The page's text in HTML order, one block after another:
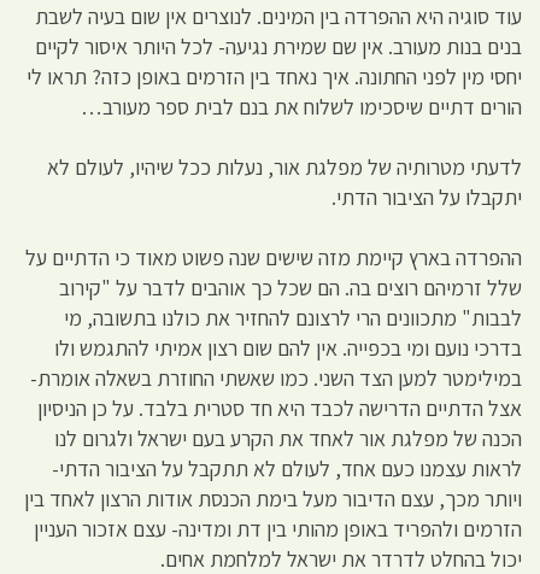
עוד סוגיה היא ההפרדה בין המינים. לנוצרים אין שום בעיה לשבת
בנים בנות מעורב. אין שם שמירת נגיעה- לכל היותר איסור לקיים
יחסי מין לפני החתונה. איך נאחד בין הזרמים באופן כזה? תראו לי
הורים דתיים שיסכימו לשלוח את בנם לבית ספר מעורב…
לדעתי מטרותיה של מפלגת אור, נעלות ככל שיהיו, לעולם לא
יתקבלו על הציבור הדתי.
ההפרדה בארץ קיימת מזה שישים שנה פשוט מאוד כי הדתיים על
שלל זרמיהם רוצים בה. הם שכל כך אוהבים לדבר על "קירוב
לבבות" מתכוונים הרי לרצונם להחזיר את כולנו בתשובה, מי
בדרכי נועם ומי בכפייה. אין להם שום רצון אמיתי להתגמש ולו
במילימטר למען הצד השני. כמו שאשתי החוזרת בשאלה אומרת-
אצל הדתיים הדרישה לכבד היא חד סטרית בלבד. על כן הניסיון
הכנה של מפלגת אור לאחד את הקרע בעם ישראל ולגרום לנו
לראות עצמנו כעם אחד, לעולם לא תתקבל על הציבור הדתי-
ויותר מכך, עצם הדיבור מעל בימת הכנסת אודות הרצון לאחד בין
הזרמים ולהפריד באופן מהותי בין דת ומדינה- עצם אזכור העניין
יכול בהחלט לדרדר את ישראל למלחמת אחים.